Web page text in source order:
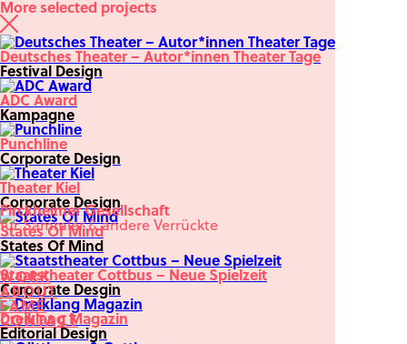
More selected projects
Deutsches Theater – Autor*innen Theater Tage
Festival Design
ADC Award
Kampagne
Punchline
Corporate Design
Theater Kiel
Corporate Design
States Of Mind
States Of Mind
Staatstheater Cottbus – Neue Spielzeit
Corporate Desgin
Dreiklang Magazin
Editorial Design
WORK
ABOUT
FAME
WORK
ABOUT
FAME
CONTACT
Pirckheimer Gesellschaft
für Sammler & andere Verrückte